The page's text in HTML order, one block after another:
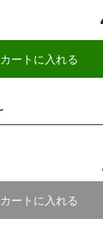
カートに入れる
カートに入れる